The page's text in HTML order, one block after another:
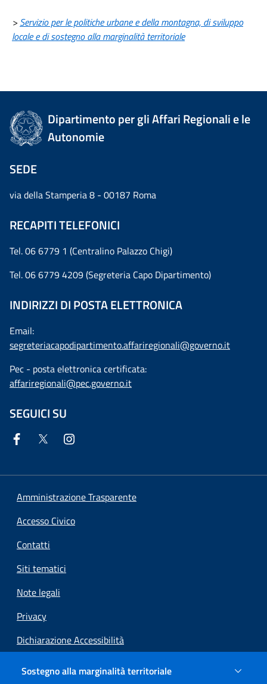
> Servizio per le politiche urbane e della montagna, di sviluppo
locale e di sostegno alla marginalità territoriale
Sostegno alla marginalità territoriale
Dipartimento per gli Affari Regionali e le
Autonomie
SEDE
via della Stamperia 8 - 00187 Roma
RECAPITI TELEFONICI
Tel. 06 6779 1 (Centralino Palazzo Chigi)
Tel. 06 6779 4209 (Segreteria Capo Dipartimento)
INDIRIZZI DI POSTA ELETTRONICA
Email:
segreteriacapodipartimento.affariregionali@governo.it
Pec - posta elettronica certificata:
affariregionali@pec.governo.it
SEGUICI SU
Amministrazione Trasparente
Accesso Civico
Contatti
Siti tematici
Note legali
Privacy
Dichiarazione Accessibilità
Sito archeologico (Gennaio 2025)